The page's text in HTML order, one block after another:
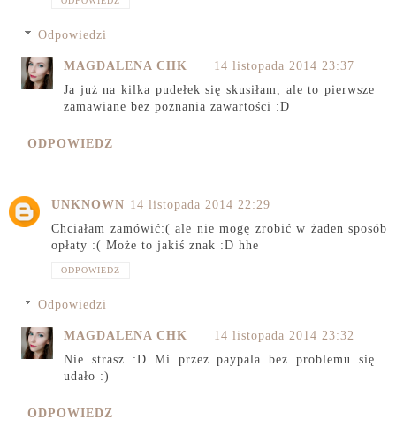
Odpowiedzi
MAGDALENA CHK
14 listopada 2014 23:37
Ja już na kilka pudełek się skusiłam, ale to pierwsze
zamawiane bez poznania zawartości :D
ODPOWIEDZ
UNKNOWN 14 listopada 2014 22:29
Chciałam zamówić:( ale nie mogę zrobić w żaden sposób
opłaty :( Może to jakiś znak :D hhe
ODPOWIEDZ
Odpowiedzi
MAGDALENA CHK
14 listopada 2014 23:32
Nie strasz :D Mi przez paypala bez problemu się
udało :)
ODPOWIEDZ